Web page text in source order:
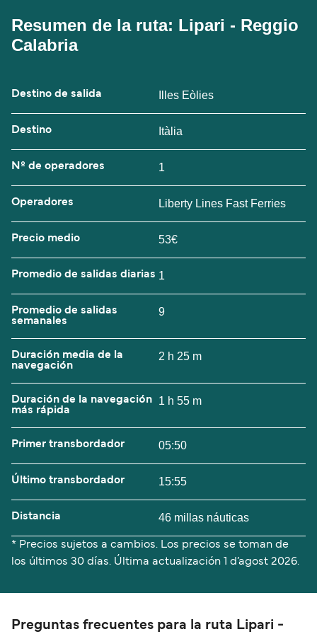
Resumen de la ruta: Lipari - Reggio
Calabria
Destino de salida Illes Eòlies
Destino Itàlia
Nº de operadores 1
Operadores Liberty Lines Fast Ferries
Precio medio 53€
Promedio de salidas diarias 1
Promedio de salidas
semanales
9
Duración media de la
navegación
2 h 25 m
Duración de la navegación
más rápida
1 h 55 m
Primer transbordador 05:50
Último transbordador 15:55
Distancia 46 millas náuticas
* Precios sujetos a cambios. Los precios se toman de
los últimos 30 días. Última actualización 1 d’agost 2026.
Preguntas frecuentes para la ruta Lipari -